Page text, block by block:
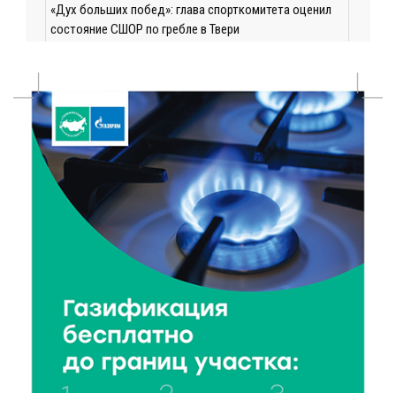
«Дух больших побед»: глава спорткомитета оценил
состояние СШОР по гребле в Твери
День рождения Светофора: в детском саду № 6
прошел необычный урок безопасности
6 Авг 2026 16:41 297
В Твери пройдёт дополнительный день приёма в
колледжи
186
Исследование: ежемесячная смена категорий
кешбэка создает волны спроса
6 Авг 2026 16:28 297